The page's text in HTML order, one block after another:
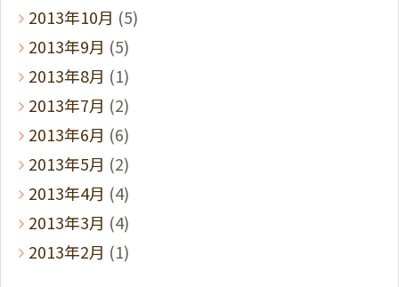
2013年10月 (5)
2013年9月 (5)
2013年8月 (1)
2013年7月 (2)
2013年6月 (6)
2013年5月 (2)
2013年4月 (4)
2013年3月 (4)
2013年2月 (1)